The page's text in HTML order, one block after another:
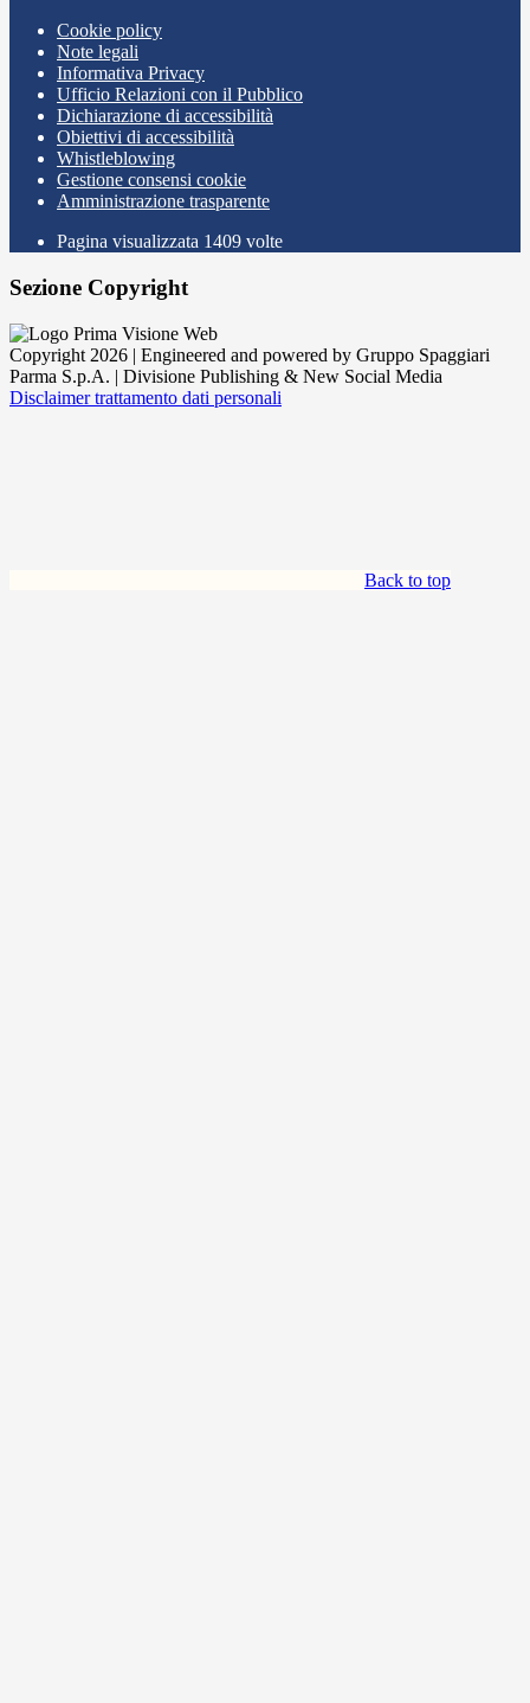
Cookie policy
Note legali
Informativa Privacy
Ufficio Relazioni con il Pubblico
Dichiarazione di accessibilità
Obiettivi di accessibilità
Whistleblowing
Gestione consensi cookie
Amministrazione trasparente
Pagina visualizzata 1409 volte
Sezione Copyright
Copyright 2026 | Engineered and powered by Gruppo Spaggiari
Parma S.p.A. | Divisione Publishing & New Social Media
Disclaimer trattamento dati personali
Back to top